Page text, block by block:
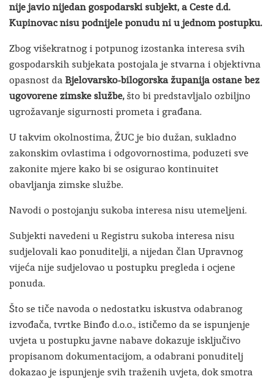
nije javio nijedan gospodarski subjekt, a Ceste d.d.
Kupinovac nisu podnijele ponudu ni u jednom postupku.
Zbog višekratnog i potpunog izostanka interesa svih
gospodarskih subjekata postojala je stvarna i objektivna
opasnost daBjelovarsko-bilogorska županija ostane bez
ugovorene zimske službe,što bi predstavljalo ozbiljno
ugrožavanje sigurnosti prometa i građana.
U takvim okolnostima, ŽUC je bio dužan, sukladno
zakonskim ovlastima i odgovornostima, poduzeti sve
zakonite mjere kako bi se osigurao kontinuitet
obavljanja zimske službe.
Navodi o postojanju sukoba interesa nisu utemeljeni.
Subjekti navedeni u Registru sukoba interesa nisu
sudjelovali kao ponuditelji, a nijedan član Upravnog
vijeća nije sudjelovao u postupku pregleda i ocjene
ponuda.
Što se tiče navoda o nedostatku iskustva odabranog
izvođača, tvrtke Binđo d.o.o., ističemo da se ispunjenje
uvjeta u postupku javne nabave dokazuje isključivo
propisanom dokumentacijom, a odabrani ponuditelj
dokazao je ispunjenje svih traženih uvjeta, dok smotra